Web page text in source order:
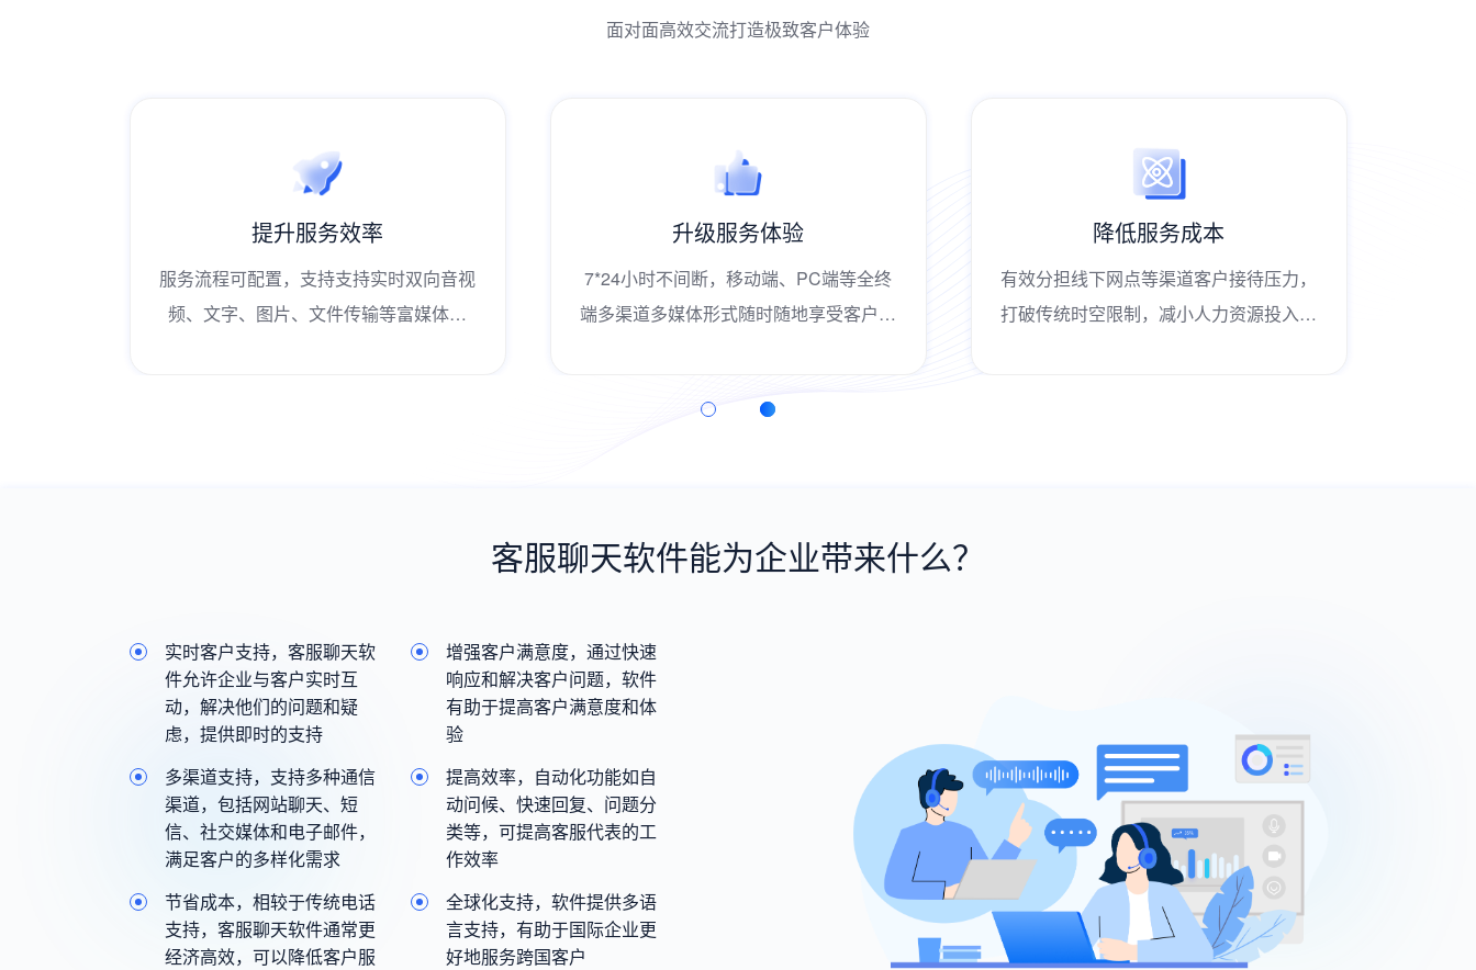
面对面高效交流打造极致客户体验
提升服务效率
服务流程可配置，支持支持实时双向音视
频、文字、图片、文件传输等富媒体功
升级服务体验
7*24小时不间断，移动端、PC端等全终
端多渠道多媒体形式随时随地享受客户服
降低服务成本
有效分担线下网点等渠道客户接待压力，
打破传统时空限制，减小人力资源投入，
客服聊天软件能为企业带来什么？
实时客户支持，客服聊天软
件允许企业与客户实时互
动，解决他们的问题和疑
虑，提供即时的支持
增强客户满意度，通过快速
响应和解决客户问题，软件
有助于提高客户满意度和体
验
多渠道支持，支持多种通信
渠道，包括网站聊天、短
信、社交媒体和电子邮件，
满足客户的多样化需求
提高效率，自动化功能如自
动问候、快速回复、问题分
类等，可提高客服代表的工
作效率
节省成本，相较于传统电话
支持，客服聊天软件通常更
经济高效，可以降低客户服
全球化支持，软件提供多语
言支持，有助于国际企业更
好地服务跨国客户